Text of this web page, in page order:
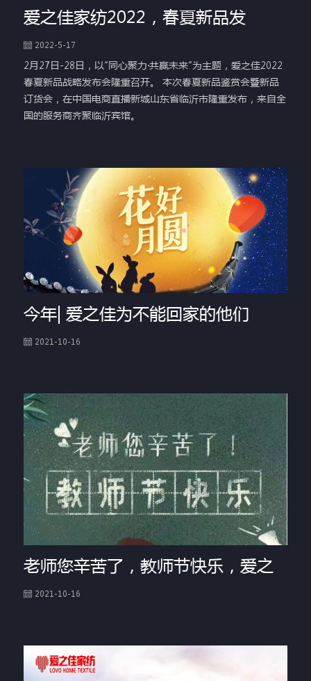
爱之佳家纺2022，春夏新品发
2022-5-17
2月27日-28日，以“同心聚力·共赢未来”为主题，爱之佳2022
春夏新品战略发布会隆重召开。 本次春夏新品鉴赏会暨新品
订货会，在中国电商直播新城山东省临沂市隆重发布，来自全
国的服务商齐聚临沂宾馆。
今年| 爱之佳为不能回家的他们
2021-10-16
老师您辛苦了，教师节快乐，爱之
2021-10-16